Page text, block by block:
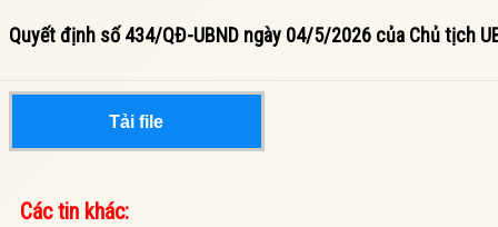
Quyết định số 434/QĐ-UBND ngày 04/5/2026 của Chủ tịch
Tải file
Các tin khác: